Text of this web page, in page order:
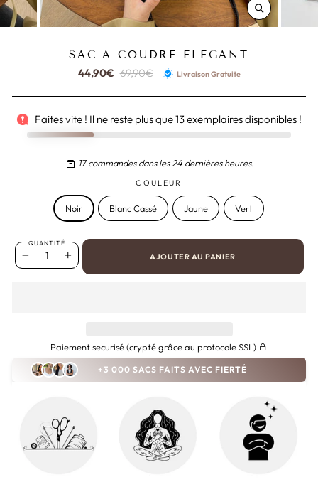
FERMER
(ESC)
SAC À COUDRE ÉLÉGANT
44,90€ Prix
69,90€
PrixLivraison Gratuite
Faites vite ! Il ne reste plus que13exemplaires disponibles !
17commandes dans les 24 dernières heures.
COULEUR
Noir Blanc Cassé Jaune Vert
QUANTITÉ
AJOUTER AU PANIER
Paiement securisé (crypté grâce au protocole SSL)
+3 000 SACS FAITS AVEC FIERTÉ